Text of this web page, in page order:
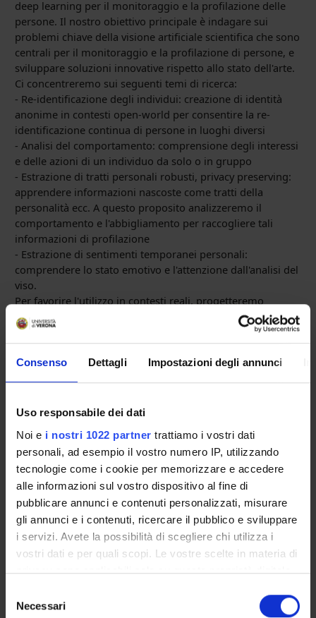
Consenso Dettagli Impostazioni degli annunci
Uso responsabile dei dati
Noi e i nostri 1022 partner trattiamo i vostri dati
personali, ad esempio il vostro numero IP, utilizzando
tecnologie come i cookie per memorizzare e accedere
alle informazioni sul vostro dispositivo al fine di
pubblicare annunci e contenuti personalizzati, misurare
gli annunci e i contenuti, ricercare il pubblico e sviluppare
i servizi. Avete la possibilità di scegliere chi utilizza i
vostri dati e per quali scopi. Le vostre scelte in materia di
privacy sono applicabili solo su questa proprietà digitale
modificare o revocare il proprio consenso in qualsiasi
delNecessari
deep learning per il monitoraggio e la profilazione delle
persone. Il nostro obiettivo principale è indagare sui
problemi chiave della visione artificiale scientifica che sono
centrali per il monitoraggio e la profilazione di persone, e
sviluppare soluzioni innovative rispetto allo stato dell'arte.
Ci concentreremo sui seguenti temi di ricerca:
- Re-identificazione degli individui: creazione di identità
anonime in contesti open-world per consentire la re-
identificazione continua di persone in luoghi diversi
- Analisi del comportamento: comprensione degli interessi
e delle azioni di un individuo da solo o in gruppo
- Estrazione di tratti personali robusti, privacy preserving:
apprendere informazioni nascoste come tratti della
personalità ecc. A questo proposito analizzeremo il
comportamento e l'abbigliamento per raccogliere tali
informazioni di profilazione
- Estrazione di sentimenti temporanei personali:
comprendere lo stato emotivo e l'attenzione dall'analisi del
viso.
Per favorire l'utilizzo in contesti reali, progetteremo
soluzioni
Abbiamo in programma di verificare la piena
funzionalità
del progetto durante un evento reale presso VERONAFIERE
MUR - Ministero dell'Università e della Ricerca
assegnato e gestito dal Dipartimento
PARTECIPANTI AL PROGETTO
Manuele Bicego
Professore associato